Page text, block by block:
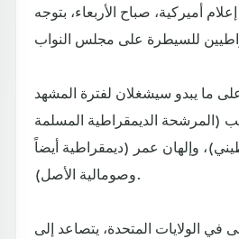
أميركية، صباح الأربعاء، بتوجه
ما يبدو سيشغلان لفترة المشهد
(المرشحة الديمقراطية المسلمة
وإلهان عمر (ديمقراطية أيضاً
وصومالية الأصل).
في الولايات المتحدة، يتصاعد إلى